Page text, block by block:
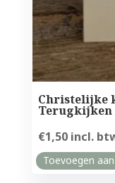
Christelijke
Terugkijken
€1,50 incl.
Toevoegen